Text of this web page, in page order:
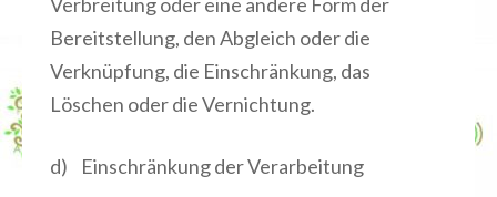
Bereitstellung, den Abgleich oder die
Verknüpfung, die Einschränkung, das
Löschen oder die Vernichtung.
d) Einschränkung der Verarbeitung